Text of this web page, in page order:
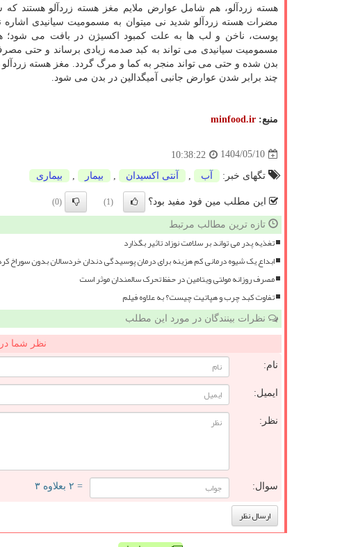
هسته زردآلو، هم شامل عوارض ملایم مغز هسته زردآلو هستند
مضرات هسته زردآلو شدید نی میتوان به مسمومیت سیانیدی
پوست، ناخن و لب ها به علت کمبود اکسیژن در بافت می شود؛
بدن شده و حتی می تواند منجر به کما و مرگ گردد. مغز هسته
چند برابر شدن عوارض جانبی آمیگدالین در بدن می شود.
منبع: minfood.ir
1404/05/10
10:38:22
تگهای خبر: آب آنتی اكسیدان بیمار بیماری
این مطلب مین فود مفید بود؟ (1)
(0)
تازه ترین مطالب مرتبط
تغذیه پدر می تواند بر سلامت نوزاد تاثیر بگذارد
ابداع یک شیوه درمانی کم هزینه برای درمان پوسیدگی دندان خردسالان بدون سوراخ
مصرف روزانه مولتی ویتامین در حفظ تحرک سالمندان موثر است
تفاوت کبد چرب و هپاتیت چیست؟ به علاوه فیلم
نظرات بینندگان در مورد این مطلب
نظر شما
نام:
ایمیل:
نظر:
سوال: = ۲ بعلاوه ۳